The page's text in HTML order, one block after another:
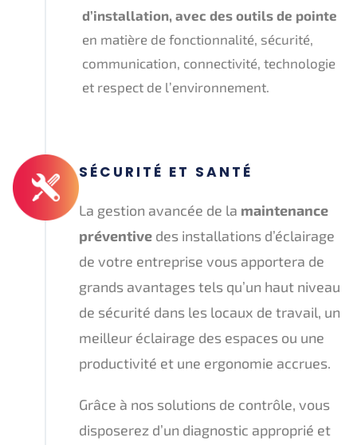
d’installation, avec des outils de pointe
en matière de fonctionnalité, sécurité,
communication, connectivité, technologie
et respect de l’environnement.
SÉCURITÉ ET SANTÉ
La gestion avancée de la maintenance
préventive des installations d’éclairage
de votre entreprise vous apportera de
grands avantages tels qu’un haut niveau
de sécurité dans les locaux de travail, un
meilleur éclairage des espaces ou une
productivité et une ergonomie accrues.
Grâce à nos solutions de contrôle, vous
disposerez d’un diagnostic approprié et